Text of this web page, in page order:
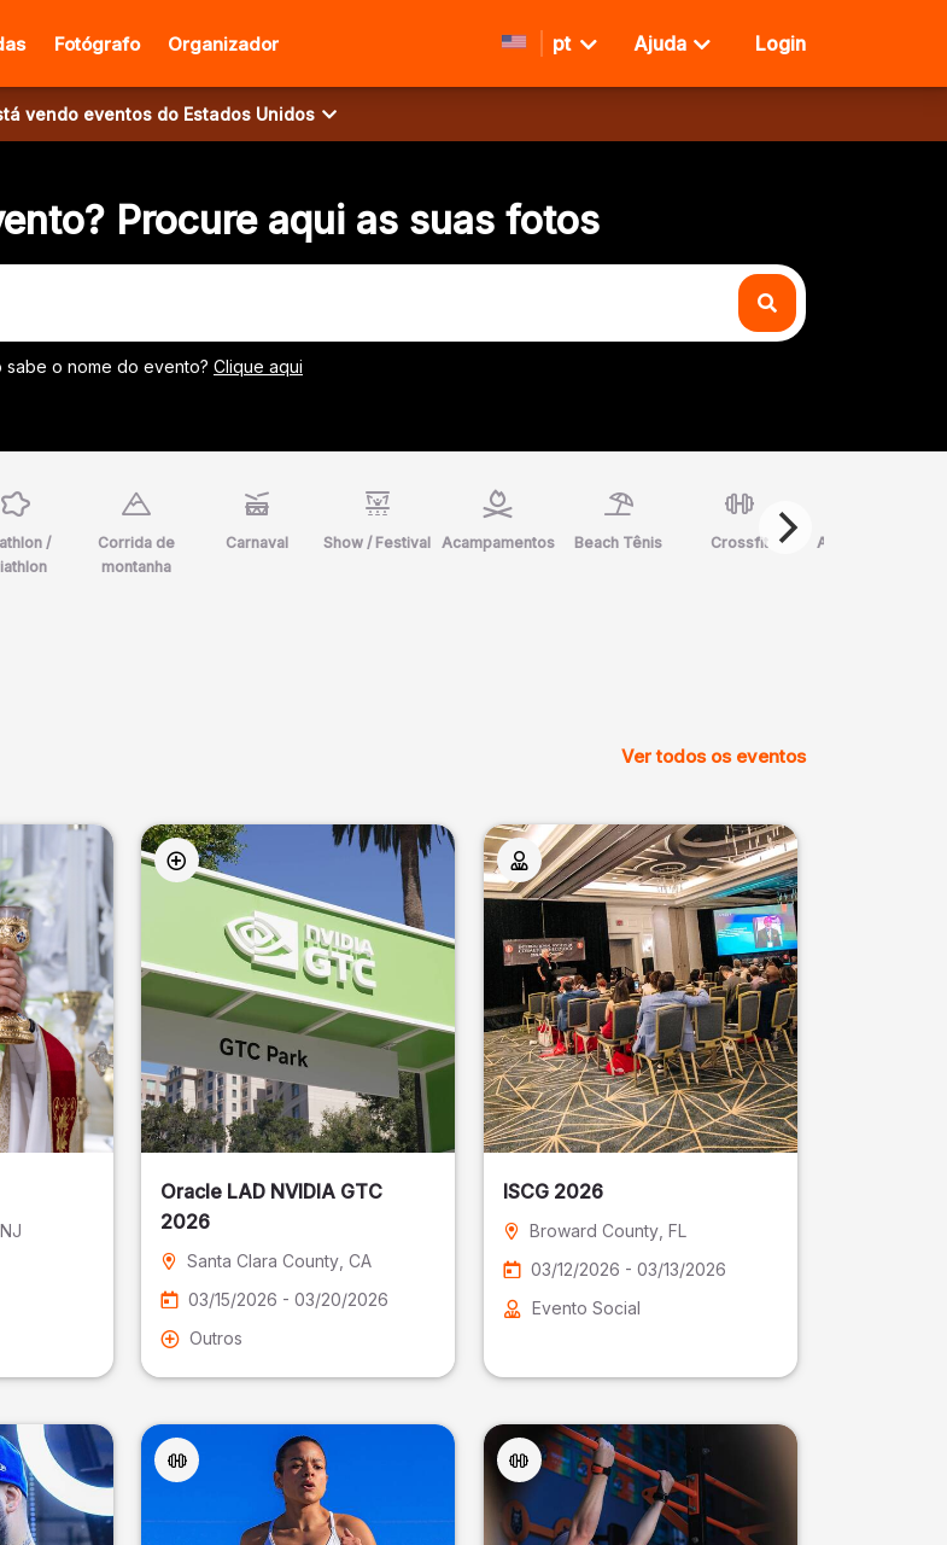
Fotógrafo Organizador pt Ajuda Login
vendo eventos do Estados Unidos
Procure aqui as suas fotos
sabe o nome do evento? Clique aqui
/
Corrida de
montanha
Carnaval Show / Festival Acampamentos Beach Tênis Crossfit Arte Marcial
Ver todos os eventos
Oracle LAD NVIDIA GTC
2026
Santa Clara County , CA
03/15/2026 - 03/20/2026
Outros
ISCG 2026
Broward County, FL
03/12/2026 - 03/13/2026
Evento Social